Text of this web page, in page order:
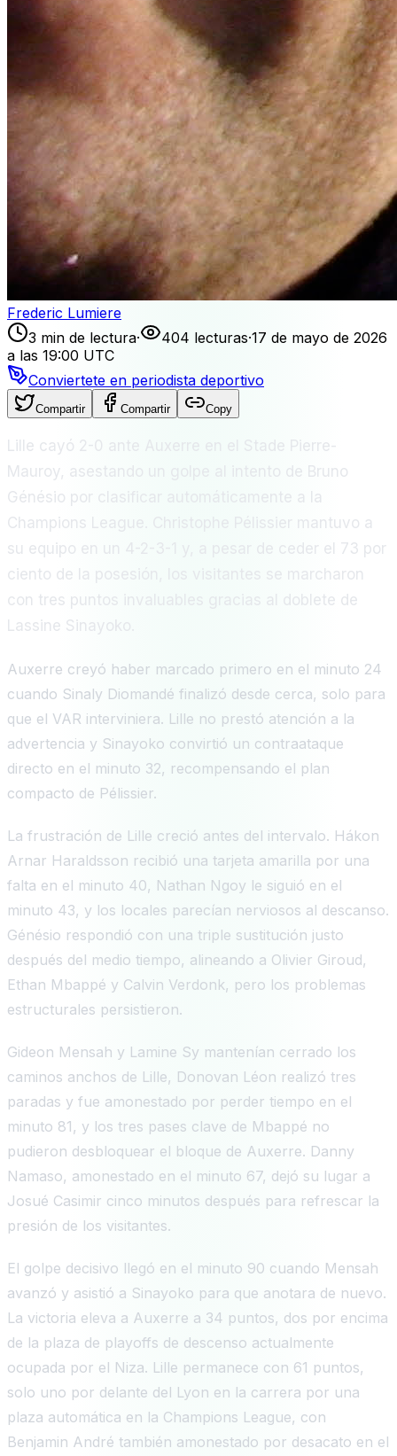
Frederic Lumiere
3 min de lectura· 404 lecturas·17 de mayo de 2026
a las 19:00 UTC
Conviertete en periodista deportivo
Compartir Compartir Copy
Lille cayó 2-0 ante Auxerre en el Stade Pierre-
Mauroy, asestando un golpe al intento de Bruno
Génésio por clasificar automáticamente a la
Champions League. Christophe Pélissier mantuvo a
su equipo en un 4-2-3-1 y, a pesar de ceder el 73 por
ciento de la posesión, los visitantes se marcharon
con tres puntos invaluables gracias al doblete de
Lassine Sinayoko.
Auxerre creyó haber marcado primero en el minuto 24
cuando Sinaly Diomandé finalizó desde cerca, solo para
que el VAR interviniera. Lille no prestó atención a la
advertencia y Sinayoko convirtió un contraataque
directo en el minuto 32, recompensando el plan
compacto de Pélissier.
La frustración de Lille creció antes del intervalo. Hákon
Arnar Haraldsson recibió una tarjeta amarilla por una
falta en el minuto 40, Nathan Ngoy le siguió en el
minuto 43, y los locales parecían nerviosos al descanso.
Génésio respondió con una triple sustitución justo
después del medio tiempo, alineando a Olivier Giroud,
Ethan Mbappé y Calvin Verdonk, pero los problemas
estructurales persistieron.
Gideon Mensah y Lamine Sy mantenían cerrado los
caminos anchos de Lille, Donovan Léon realizó tres
paradas y fue amonestado por perder tiempo en el
minuto 81, y los tres pases clave de Mbappé no
pudieron desbloquear el bloque de Auxerre. Danny
Namaso, amonestado en el minuto 67, dejó su lugar a
Josué Casimir cinco minutos después para refrescar la
presión de los visitantes.
El golpe decisivo llegó en el minuto 90 cuando Mensah
avanzó y asistió a Sinayoko para que anotara de nuevo.
La victoria eleva a Auxerre a 34 puntos, dos por encima
de la plaza de playoffs de descenso actualmente
ocupada por el Niza. Lille permanece con 61 puntos,
solo uno por delante del Lyon en la carrera por una
plaza automática en la Champions League, con
Benjamin André también amonestado por desacato en el